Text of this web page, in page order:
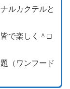
ルカクテルと
で楽しく＾□
（ワンフード